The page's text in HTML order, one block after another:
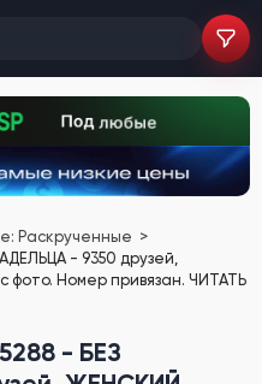
Раскрученные
- 9350 друзей,
Номер привязан. ЧИТАТЬ
- БЕЗ